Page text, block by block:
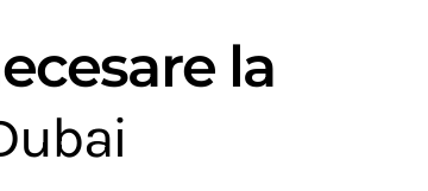
la